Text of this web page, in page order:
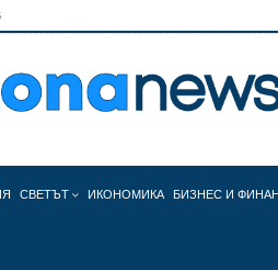
СВЕТЪТ ИКОНОМИКА БИЗНЕС И